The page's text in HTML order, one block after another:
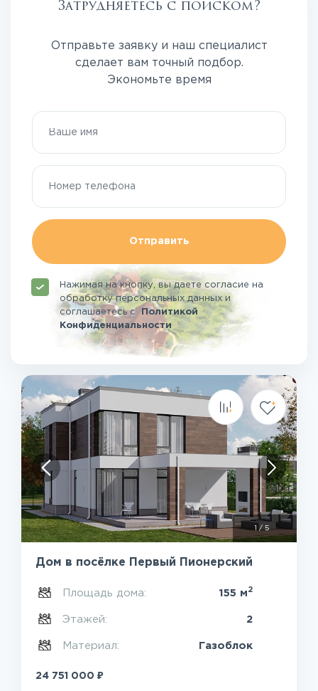
Затрудняетесь с поиском?
Отправьте заявку и наш специалист
сделает вам точный подбор.
Экономьте время
Отправить
Нажимая на кнопку, вы даете согласие на
обработку персональных данных и
соглашаетесьсПолитикой
Конфиденциальности
1 /5
Дом в посёлке Первый Пионерский
Площадь дома: 155 м 2
Этажей: 2
Материал: Газоблок
24 751 000 ₽